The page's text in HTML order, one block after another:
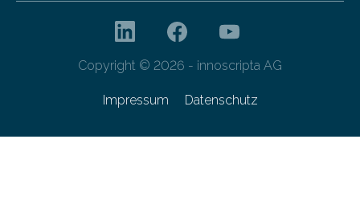
Copyright © 2026 - innoscripta AG
Impressum Datenschutz